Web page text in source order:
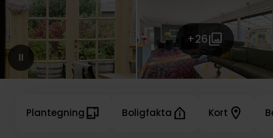
+26
Plantegning Boligfakta Kort